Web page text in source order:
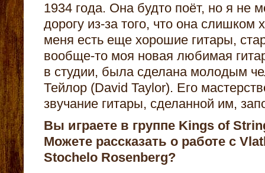
1934 года. Она будто поёт, но я не
дорогу из-за того, что она слишком
меня есть еще хорошие гитары,
вообще-то моя новая любимая
в студии, была сделана молодым
Тейлор (David Taylor). Его
звучание гитары, сделанной им,
Вы играете в группе Kings of
Можете рассказать о работе с
Stochelo Rosenberg?